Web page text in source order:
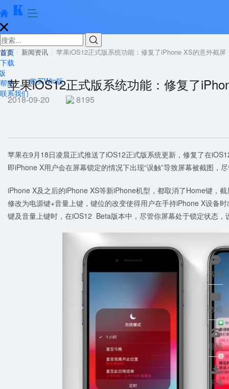
  


首页
下载
购买Win版
帮助
联系我们
首页 新闻资讯 苹果iOS12正式版系统功能：修复了iPhone XS的意外截屏
苹果iOS12正式版系统功能：修复了
2018-09-20 8195
苹果在9月18日凌晨正式推送了iOS12正式版系统更新，修复了在
即iPhone X用户会在屏幕锁定的情况下出现“误触”导致屏幕被截图，
iPhone X及之后的iPhone XS等新iPhone机型，都取消了Home键，
修改为电源键+音量上键，键位的改变使得用户在手持iPhone X设备
键及音量上键时，在iOS12 Beta版本中，尽管你屏幕处于锁定状态，

客服

教程

电话

下载